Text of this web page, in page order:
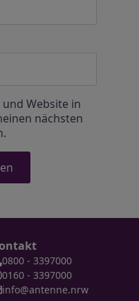
und Website in
nächsten
0800 - 3397000
0160 - 3397000
info@antenne.nrw